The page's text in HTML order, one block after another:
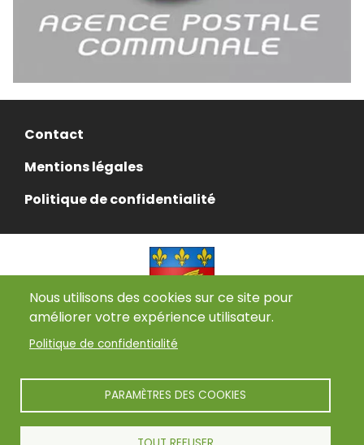
Nous utilisons des cookies sur ce site pour
améliorer votre expérience utilisateur.
Politique de confidentialité
PARAMÈTRES DES COOKIES
Pied
de
Contact
Mentions légales
Politique de confidentialité
Adresse:
31660 Buzet-sur-Tarn
Téléphone: 05 34 26 50 80